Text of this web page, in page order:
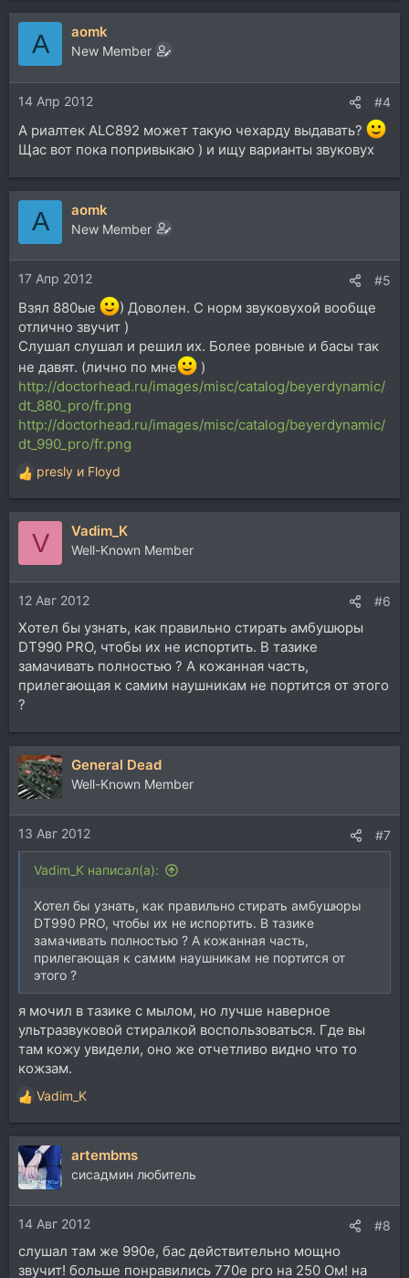
а
и
и
:
A aomk
New Member
14 Апр 2012 #4
А риалтек ALC892 может такую чехарду выдавать?
Щас вот пока попривыкаю ) и ищу варианты звуковух
A aomk
New Member
17 Апр 2012 #5
Взял 880ые
) Доволен. С норм звуковухой вообще
отлично звучит )
Слушал слушал и решил их. Более ровные и басы так
не давят. (лично по мне
)
http://doctorhead.ru/images/misc/catalog/beyerdynamic/
dt_880_pro/fr.png
http://doctorhead.ru/images/misc/catalog/beyerdynamic/
dt_990_pro/fr.png
Р
е
а
и
и
:
presly и Floyd
V Vadim_K
Well-Known Member
12 Авг 2012 #6
Хотел бы узнать, как правильно стирать амбушюры
DT990 PRO, чтобы их не испортить. В тазике
замачивать полностью ? А кожанная часть,
прилегающая к самим наушникам не портится от этого
?
General Dead
Well-Known Member
13 Авг 2012 #7
Vadim_K написал(а):
Хотел бы узнать, как правильно стирать амбушюры
DT990 PRO, чтобы их не испортить. В тазике
замачивать полностью ? А кожанная часть,
прилегающая к самим наушникам не портится от
этого ?
я мочил в тазике с мылом, но лучше наверное
ультразвуковой стиралкой воспользоваться. Где вы
там кожу увидели, оно же отчетливо видно что то
кожзам.
Р
е
а
к
ц
и
и
:
Vadim_K
artembms
сисадмин любитель
14 Авг 2012 #8
слушал там же 990е, бас действительно мощно
звучит! больше понравились 770е pro на 250 Ом! на